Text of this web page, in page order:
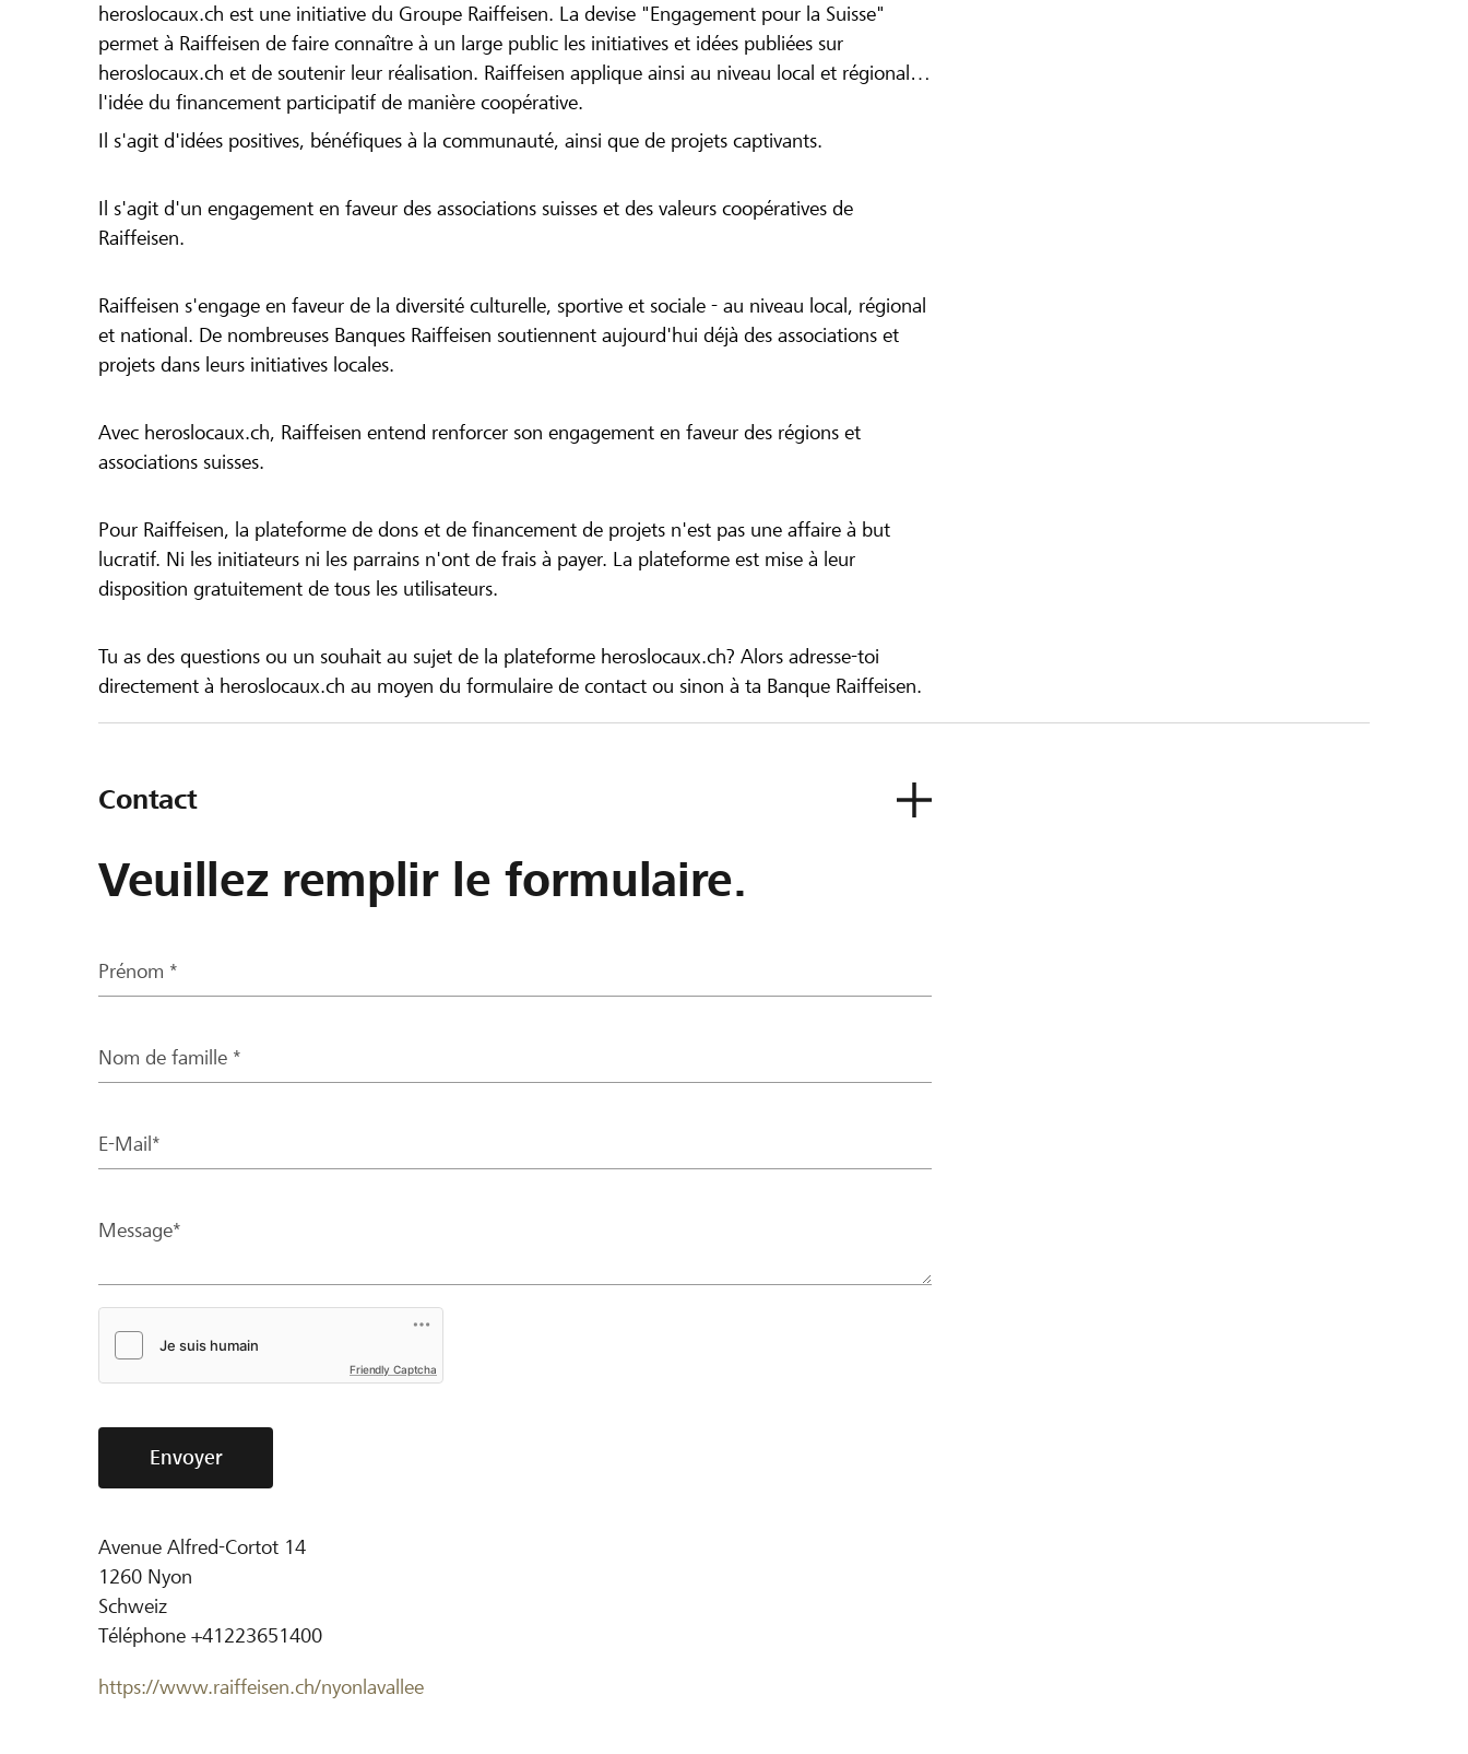
heroslocaux.ch est une initiative du Groupe Raiffeisen. La devise "Engagement pour la Suisse"
permet à Raiffeisen de faire connaître à un large public les initiatives et idées publiées sur
heroslocaux.ch et de soutenir leur réalisation. Raiffeisen applique ainsi au niveau local et régional
l'idée du financement participatif de manière coopérative.
Il s'agit d'idées positives, bénéfiques à la communauté, ainsi que de projets captivants.
Il s'agit d'un engagement en faveur des associations suisses et des valeurs coopératives de
Raiffeisen.
Raiffeisen s'engage en faveur de la diversité culturelle, sportive et sociale - au niveau local, régional
et national. De nombreuses Banques Raiffeisen soutiennent aujourd'hui déjà des associations et
projets dans leurs initiatives locales.
Avec heroslocaux.ch, Raiffeisen entend renforcer son engagement en faveur des régions et
associations suisses.
Pour Raiffeisen, la plateforme de dons et de financement de projets n'est pas une affaire à but
lucratif. Ni les initiateurs ni les parrains n'ont de frais à payer. La plateforme est mise à leur
disposition gratuitement de tous les utilisateurs.
Tu as des questions ou un souhait au sujet de la plateforme heroslocaux.ch? Alors adresse-toi
directement à heroslocaux.ch au moyen du formulaire de contact ou sinon à ta Banque Raiffeisen.
Contact
Veuillez remplir le formulaire.
Prénom *
Nom de famille *
E-Mail*
Message*
Friendly Captcha
Envoyer
Avenue Alfred-Cortot 14
1260 Nyon
Schweiz
Téléphone +41223651400
https://www.raiffeisen.ch/nyonlavallee